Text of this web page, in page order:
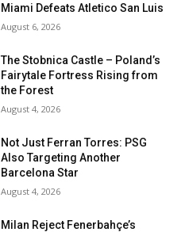
Miami Defeats Atletico San Luis
August 6, 2026
The Stobnica Castle – Poland’s
Fairytale Fortress Rising from
the Forest
August 4, 2026
Not Just Ferran Torres: PSG
Also Targeting Another
Barcelona Star
August 4, 2026
Milan Reject Fenerbahçe’s